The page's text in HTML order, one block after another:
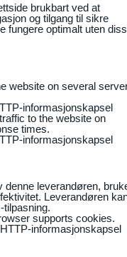
brukbart ved at
og tilgang til sikre
fungere optimalt uten
website on several
informasjonskapsel
to the website on
times.
informasjonskapsel
denne leverandøren,
Leverandøren
tilpasning.
supports cookies.
informasjonskapsel